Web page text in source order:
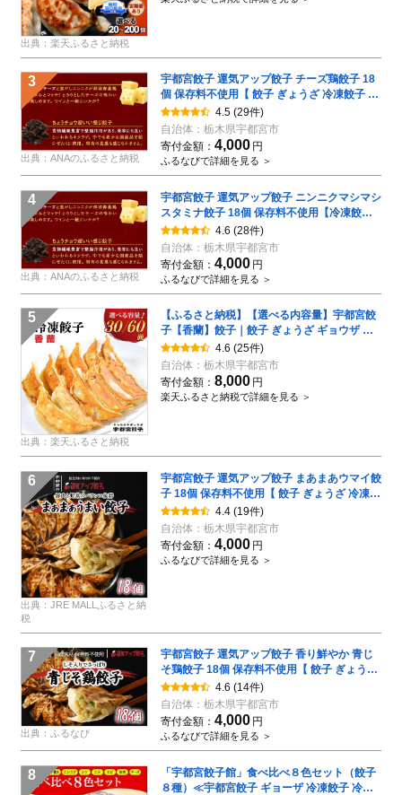
出典：楽天ふるさと納税
3
出典：ANAのふるさと納税
宇都宮餃子 運気アップ餃子 チーズ鶏餃子 18
個 保存料不使用【 餃子 ぎょうざ 冷凍餃子 冷
凍食品 惣菜 栃木県 宇都宮市 】※配送不可地
域：離島
4.5 (29件)
自治体： 栃木県宇都宮市
寄付金額： 4,000 円
ふるなびで詳細を見る ＞
4
出典：ANAのふるさと納税
宇都宮餃子 運気アップ餃子 ニンニクマシマシ
スタミナ餃子 18個 保存料不使用【冷凍餃子
ぎょうざ ギョウザ 冷凍食品 惣菜 栃木県 宇都
宮市 】※配送不可地域：離島
4.6 (28件)
自治体： 栃木県宇都宮市
寄付金額： 4,000 円
ふるなびで詳細を見る ＞
5
出典：楽天ふるさと納税
【ふるさと納税】【選べる内容量】宇都宮餃
子【香蘭】餃子｜餃子 ぎょうざ ギョウザ ギ
ョーザ 冷凍食品 冷凍餃子 惣菜 夜ご飯 おかず
おつまみ 手軽 時短 お取り寄せ グルメ 送料無
料 栃木県 宇都宮市
4.6 (25件)
自治体： 栃木県宇都宮市
寄付金額： 8,000 円
楽天ふるさと納税で詳細を見る ＞
6
出典：JRE MALLふるさと納
税
宇都宮餃子 運気アップ餃子 まあまあウマイ餃
子 18個 保存料不使用【 餃子 ぎょうざ 冷凍餃
子 冷凍食品 惣菜 栃木県 宇都宮市 】※配送不
可地域：離島
4.4 (19件)
自治体： 栃木県宇都宮市
寄付金額： 4,000 円
ふるなびで詳細を見る ＞
7
出典：ふるなび
宇都宮餃子 運気アップ餃子 香り鮮やか 青じ
そ鶏餃子 18個 保存料不使用【 餃子 ぎょうざ
冷凍餃子 冷凍食品 惣菜 栃木県 宇都宮市 】※
配送不可地域：離島
4.6 (14件)
自治体： 栃木県宇都宮市
寄付金額： 4,000 円
ふるなびで詳細を見る ＞
8
「宇都宮餃子館」食べ比べ８色セット（餃子
８種）≪宇都宮餃子 ギョーザ 冷凍餃子 冷凍